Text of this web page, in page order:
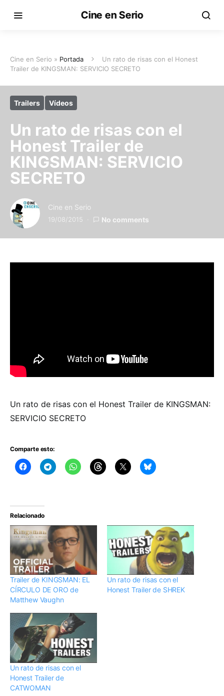
Cine en Serio
Cine en Serio » Portada
Un rato de risas con el Honest
Trailer de KINGSMAN: SERVICIO SECRETO
Trailers Vídeos
Un rato de risas con el
Honest Trailer de
KINGSMAN: SERVICIO
SECRETO
Cine en Serio
19/08/2015 No comments
Un rato de risas con el Honest Trailer de KINGSMAN:
SERVICIO SECRETO
Comparte esto:
Relacionado
Trailer de KINGSMAN: EL
CÍRCULO DE ORO de
Matthew Vaughn
Un rato de risas con el
Honest Trailer de SHREK
Un rato de risas con el
Honest Trailer de
CATWOMAN